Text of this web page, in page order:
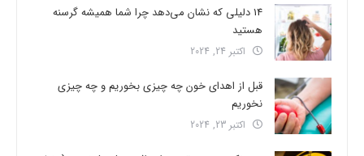
14 دلیلی که نشان می‌دهد چرا شما همیشه گرسنه
هستید
اکتبر 24, 2024
قبل از اهدای خون چه چیزی بخوریم و چه چیزی
نخوریم
اکتبر 23, 2024